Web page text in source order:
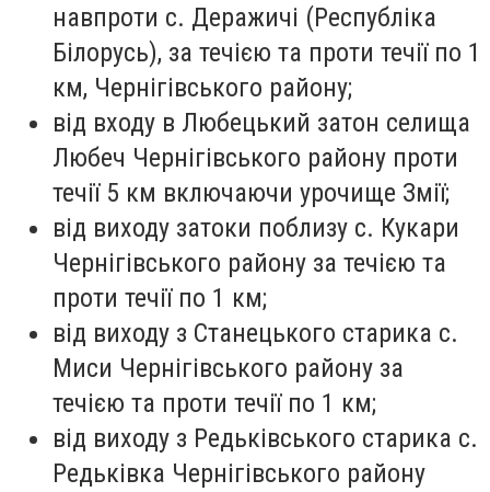
навпроти с. Деражичі (Республіка
Білорусь), за течією та проти течії по 1
км, Чернігівського району;
від входу в Любецький затон селища
Любеч Чернігівського району проти
течії 5 км включаючи урочище Змії;
від виходу затоки поблизу с. Кукари
Чернігівського району за течією та
проти течії по 1 км;
від виходу з Станецького старика с.
Миси Чернігівського району за
течією та проти течії по 1 км;
від виходу з Редьківського старика с.
Редьківка Чернігівського району